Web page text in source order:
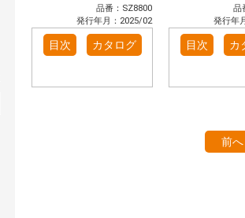
品番：SZ8800
発行年月：2025/02
目次 カタログ
品
発行年
目次 カ
前へ